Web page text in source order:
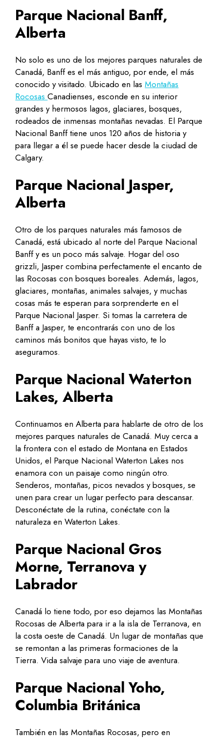
Parque Nacional Banff,
Alberta
No solo es uno de los mejores parques naturales de
Canadá, Banff es el más antiguo, por ende, el más
conocido y visitado. Ubicado en lasMontañas
RocosasCanadienses, esconde en su interior
grandes y hermosos lagos, glaciares, bosques,
rodeados de inmensas montañas nevadas. El Parque
Nacional Banff tiene unos 120 años de historia y
para llegar a él se puede hacer desde la ciudad de
Calgary.
Parque Nacional Jasper,
Alberta
Otro de los parques naturales más famosos de
Canadá, está ubicado al norte del Parque Nacional
Banff y es un poco más salvaje. Hogar del oso
grizzli, Jasper combina perfectamente el encanto de
las Rocosas con bosques boreales. Además, lagos,
glaciares, montañas, animales salvajes, y muchas
cosas más te esperan para sorprenderte en el
Parque Nacional Jasper. Si tomas la carretera de
Banff a Jasper, te encontrarás con uno de los
caminos más bonitos que hayas visto, te lo
aseguramos.
Parque Nacional Waterton
Lakes, Alberta
Continuamos en Alberta para hablarte de otro de los
mejores parques naturales de Canadá. Muy cerca a
la frontera con el estado de Montana en Estados
Unidos, el Parque Nacional Waterton Lakes nos
enamora con un paisaje como ningún otro.
Senderos, montañas, picos nevados y bosques, se
unen para crear un lugar perfecto para descansar.
Desconéctate de la rutina, conéctate con la
naturaleza en Waterton Lakes.
Parque Nacional Gros
Morne, Terranova y
Labrador
Canadá lo tiene todo, por eso dejamos las Montañas
Rocosas de Alberta para ir a la isla de Terranova, en
la costa oeste de Canadá. Un lugar de montañas que
se remontan a las primeras formaciones de la
Tierra. Vida salvaje para uno viaje de aventura.
Parque Nacional Yoho,
Columbia Británica
También en las Montañas Rocosas, pero en